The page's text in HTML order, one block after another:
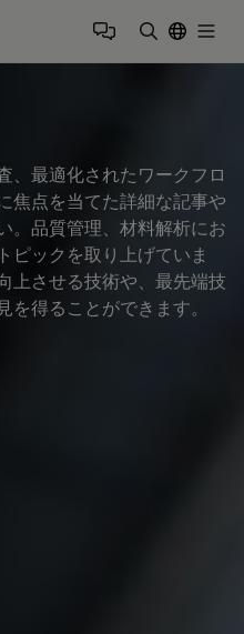
、最適化されたワークフロ
焦点を当てた詳細な記事や
。品質管理、材料解析にお
ピックを取り上げていま
上させる技術や、最先端技
得ることができます。